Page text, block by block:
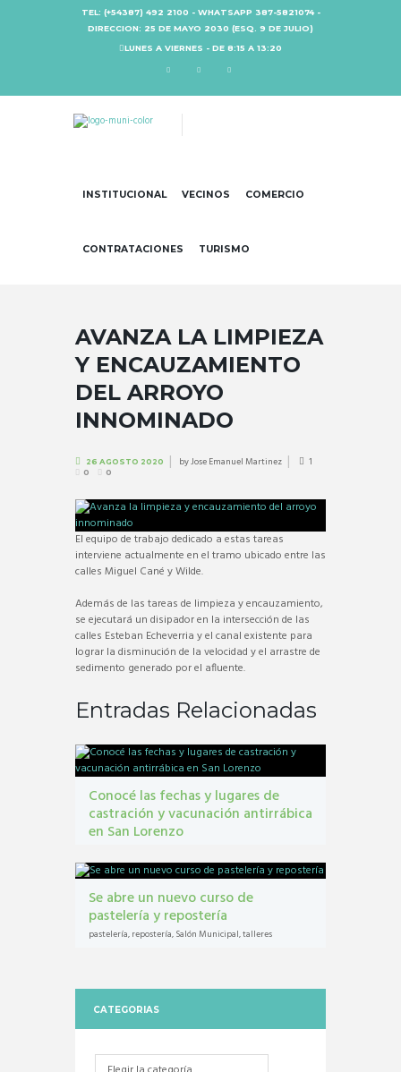
TEL: (+54387) 492 2100 - WHATSAPP 387-5821074 -
DIRECCION: 25 DE MAYO 2030 (ESQ. 9 DE JULIO)
LUNES A VIERNES - DE 8:15 A 13:20
INSTITUCIONAL VECINOS COMERCIO
CONTRATACIONES TURISMO
AVANZA LA LIMPIEZA
Y ENCAUZAMIENTO
DEL ARROYO
INNOMINADO
26 AGOSTO 2020 byJose Emanuel Martinez 1
0 0
El equipo de trabajo dedicado a estas tareas
interviene actualmente en el tramo ubicado entre las
calles Miguel Cané y Wilde.
Además de las tareas de limpieza y encauzamiento,
se ejecutará un disipador en la intersección de las
calles Esteban Echeverria y el canal existente para
lograr la disminución de la velocidad y el arrastre de
sedimento generado por el afluente.
Entradas Relacionadas
Conocé las fechas y lugares de
castración y vacunación antirrábica
en San Lorenzo
Se abre un nuevo curso de
pastelería y repostería
pastelería,repostería,Salón Municipal,talleres
CATEGORIAS
Categorias